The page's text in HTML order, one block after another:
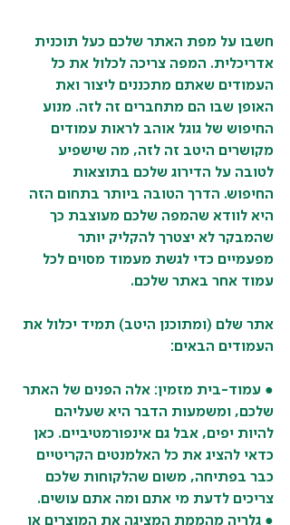
חשבו על מפת האתר שלכם כעל תוכנית
אדריכלית. המפה צריכה לכלול את כל
העמודים שאתם מתכננים ליצור ואת
האופן שבו הם מתחברים זה לזה. מנוע
החיפוש של גוגל אוהב לראות עמודים
מקושרים היטב זה לזה, מה שישפיע
לטובה על הדירוג שלכם בתוצאות
החיפוש. הדרך הטובה ביותר בתחום הזה
היא לוודא שהמפה שלכם מעוצבת כך
שהמבקר לא יצטרך להקליק יותר
מפעמיים כדי לגשת מעמוד מסוים לכל
עמוד אחר באתר שלכם.
אתר שלם (ומתוכנן היטב) תמיד יכלול את
העמודים הבאים:
● עמוד-בית מזמין: אלה הפנים של האתר
שלכם, ומשמעות הדבר היא שעליהם
להיות יפים, אבל גם אינפורמטיביים. כאן
כדאי להציג את כל האלמנטים הקריטיים
כבר בפתיחה, משום שהלקוחות שלכם
צריכים לדעת מי אתם ומה אתם עושים.
● גלריה מהממת המציגה את המוצרים או